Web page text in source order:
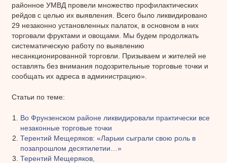
районное УМВД провели множество профилактических
рейдов с целью их выявления. Всего было ликвидировано
29 незаконно установленных палаток, в основном в них
торговали фруктами и овощами. Мы будем продолжать
систематическую работу по выявлению
несанкционированной торговли. Призываем и жителей не
оставлять без внимания подозрительные торговые точки и
сообщать их адреса в администрацию».
Статьи по теме:
Во Фрунзенском районе ликвидировали практически все
незаконные торговые точки
Терентий Мещеряков: «Ларьки сыграли свою роль в
позапрошлом десятилетии…»
Терентий Мещеряков,